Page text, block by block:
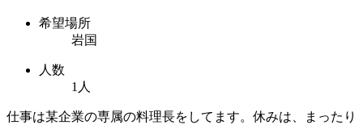
希望場所
岩国
人数
1人
仕事は某企業の専属の料理長をしてます。休みは、まったり